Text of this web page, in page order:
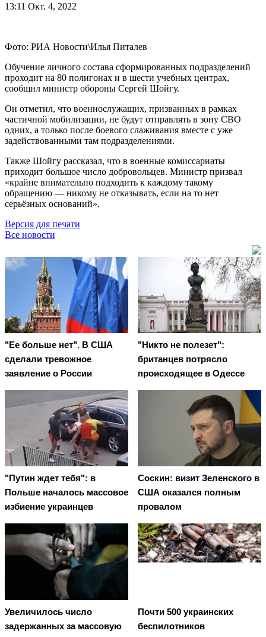
13:11 Окт. 4, 2022
Фото: РИА Новости\Илья Питалев
Обучение личного состава сформированных подразделений
проходит на 80 полигонах и в шести учебных центрах,
сообщил министр обороны Сергей Шойгу.
Он отметил, что военнослужащих, призванных в рамках
частичной мобилизации, не будут отправлять в зону СВО
одних, а только после боевого слаживания вместе с уже
задействованными там подразделениями.
Также Шойгу рассказал, что в военные комиссариаты
приходит большое число добровольцев. Министр призвал
«крайне внимательно подходить к каждому такому
обращению — никому не отказывать, если на то нет
серьёзных оснований».
Версия для печати
Все новости
"Ее больше нет". В США
сделали тревожное
заявление о России
"Никто не полезет":
британцев потрясло
происходящее в Одессе
"Путин ждет тебя": в
Польше началось массовое
избиение украинцев
Соскин: визит Зеленского в
США оказался полным
провалом
Увеличилось число
задержанных за массовую
Почти 500 украинских
беспилотников